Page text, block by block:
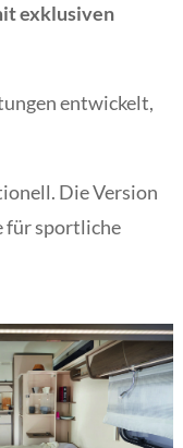
exklusiven
entwickelt,
Die Version
für sportliche